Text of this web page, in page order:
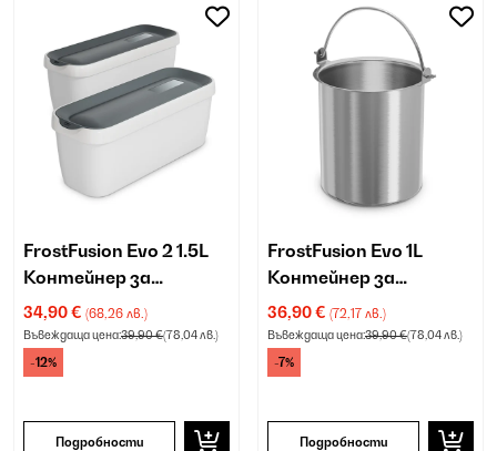
FrostFusion Evo 2 1.5L
Контейнер за
Сладолед Бяло
34,90 € (68,26 лв.)
Въвеждаща цена:39,90 €(78,04 лв.)
-12%
Подробности
FrostFusion Evo 1L
Контейнер за
Сладолед
Неръждаема
Стомана
36,90 € (72,17 лв.)
Въвеждаща цена:39,90 €(78,04 лв.)
-7%
Подробности